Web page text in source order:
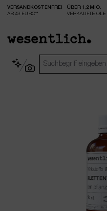
springen
VERSANDKOSTENFREI
AB 49 EURO**
ÜBER 1,2 MIO.
VERKAUFTE ÖLE